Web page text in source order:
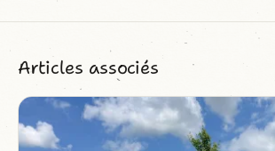
Articles associés